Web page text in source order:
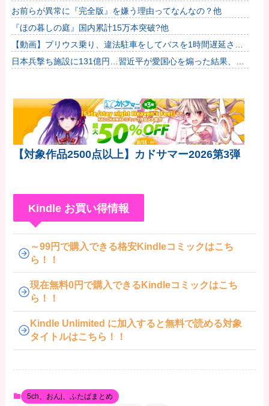
お前らが異常に『完全版』を嫌う理由ってなんなの？他
『ほの暮しの庭』国内累計15万本突破?他
【動画】プリウス乗り、違法駐車をしてバスを1時間遅延させ
てしまった模様
日本兵撃ち施設に131億円…習近平が愛国心を煽った結果、
【対象作品2500点以上】カドサマー2026第3弾
Kindle お買い得情報
～99円で購入できる格安Kindleコミックはこち
ら！！
現在無料0円で購入できるKindleコミックはこち
ら！！
Kindle Unlimited に加入すると無料で読める対象
タイトルはこちら！！
5ch、おんj、ふたばまとめ